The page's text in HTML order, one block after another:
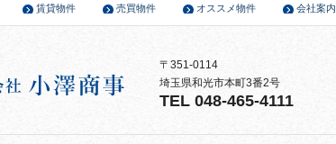
賃貸物件 売買物件 オススメ物件 会社案内
〒351-0114
埼玉県和光市本町3番2号
TEL 048-465-4111